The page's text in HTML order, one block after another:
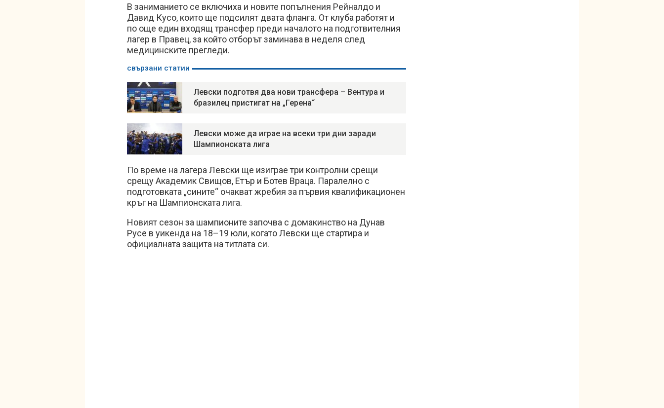
В заниманието се включиха и новите попълнения Рейналдо и
Давид Кусо, които ще подсилят двата фланга. От клуба работят и
по още един входящ трансфер преди началото на подготвителния
лагер в Правец, за който отборът заминава в неделя след
медицинските прегледи.
свързани статии
Левски подготвя два нови трансфера – Вентура и
бразилец пристигат на „Герена“
Левски може да играе на всеки три дни заради
Шампионската лига
По време на лагера Левски ще изиграе три контролни срещи
срещу Академик Свищов, Етър и Ботев Враца. Паралелно с
подготовката „сините“ очакват жребия за първия квалификационен
кръг на Шампионската лига.
Новият сезон за шампионите започва с домакинство на Дунав
Русе в уикенда на 18–19 юли, когато Левски ще стартира и
официалната защита на титлата си.